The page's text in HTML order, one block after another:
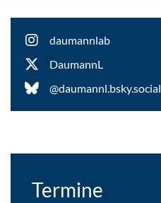
daumannlab
DaumannL
@daumannl.bsky.social
Termine